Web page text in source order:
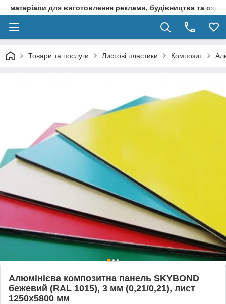
матеріали для виготовлення реклами, будівництва та
Товари та послуги Листові пластики Композит
Алюмінієва композитна панель SKYBOND
бежевий (RAL 1015), 3 мм (0,21/0,21), лист
1250х5800 мм